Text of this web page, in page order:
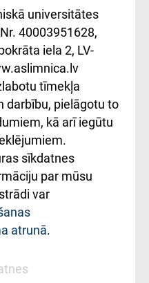
Підтримка Східної
лікарні та співпраця з
Україною
universitātes
40003951628,
iela 2, LV-
tīmekļa
darbību, pielāgotu to
kā arī iegūtu
sīkdatnes
par mūsu
var
atrunā.